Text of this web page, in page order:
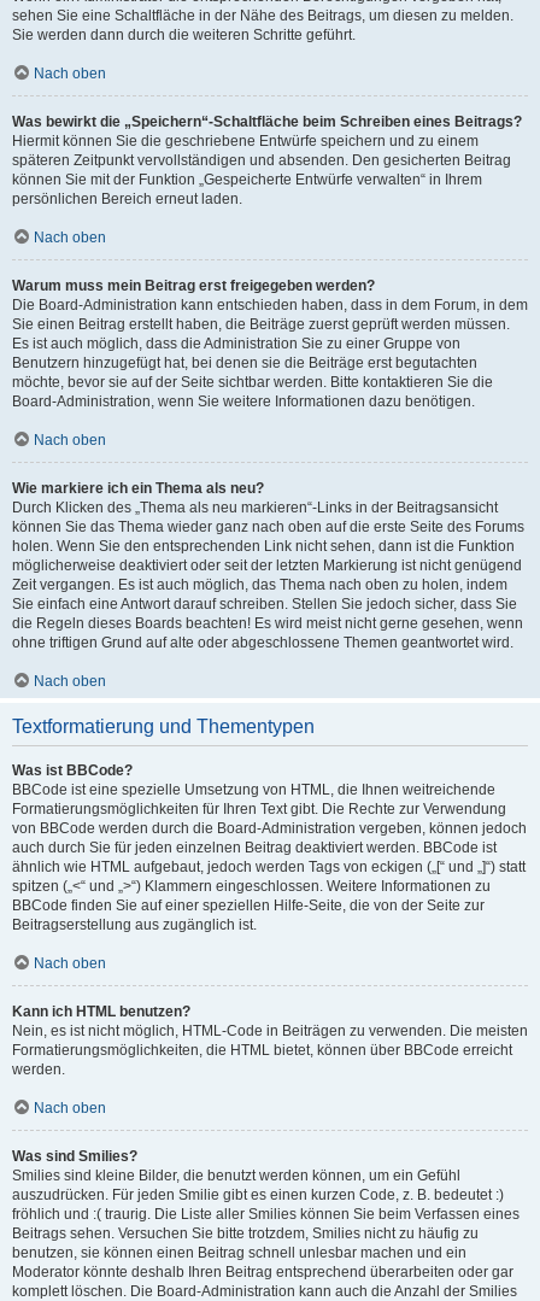
sehen Sie eine Schaltfläche in der Nähe des Beitrags, um diesen zu melden.
Sie werden dann durch die weiteren Schritte geführt.
Nach oben
Was bewirkt die „Speichern“-Schaltfläche beim Schreiben eines Beitrags?
Hiermit können Sie die geschriebene Entwürfe speichern und zu einem
späteren Zeitpunkt vervollständigen und absenden. Den gesicherten Beitrag
können Sie mit der Funktion „Gespeicherte Entwürfe verwalten“ in Ihrem
persönlichen Bereich erneut laden.
Nach oben
Warum muss mein Beitrag erst freigegeben werden?
Die Board-Administration kann entschieden haben, dass in dem Forum, in dem
Sie einen Beitrag erstellt haben, die Beiträge zuerst geprüft werden müssen.
Es ist auch möglich, dass die Administration Sie zu einer Gruppe von
Benutzern hinzugefügt hat, bei denen sie die Beiträge erst begutachten
möchte, bevor sie auf der Seite sichtbar werden. Bitte kontaktieren Sie die
Board-Administration, wenn Sie weitere Informationen dazu benötigen.
Nach oben
Wie markiere ich ein Thema als neu?
Durch Klicken des „Thema als neu markieren“-Links in der Beitragsansicht
können Sie das Thema wieder ganz nach oben auf die erste Seite des Forums
holen. Wenn Sie den entsprechenden Link nicht sehen, dann ist die Funktion
möglicherweise deaktiviert oder seit der letzten Markierung ist nicht genügend
Zeit vergangen. Es ist auch möglich, das Thema nach oben zu holen, indem
Sie einfach eine Antwort darauf schreiben. Stellen Sie jedoch sicher, dass Sie
die Regeln dieses Boards beachten! Es wird meist nicht gerne gesehen, wenn
ohne triftigen Grund auf alte oder abgeschlossene Themen geantwortet wird.
Nach oben
Textformatierung und Thementypen
Was ist BBCode?
BBCode ist eine spezielle Umsetzung von HTML, die Ihnen weitreichende
Formatierungsmöglichkeiten für Ihren Text gibt. Die Rechte zur Verwendung
von BBCode werden durch die Board-Administration vergeben, können jedoch
auch durch Sie für jeden einzelnen Beitrag deaktiviert werden. BBCode ist
ähnlich wie HTML aufgebaut, jedoch werden Tags von eckigen („[“ und „]“) statt
spitzen („<“ und „>“) Klammern eingeschlossen. Weitere Informationen zu
BBCode finden Sie auf einer speziellen Hilfe-Seite, die von der Seite zur
Beitragserstellung aus zugänglich ist.
Nach oben
Kann ich HTML benutzen?
Nein, es ist nicht möglich, HTML-Code in Beiträgen zu verwenden. Die meisten
Formatierungsmöglichkeiten, die HTML bietet, können über BBCode erreicht
werden.
Nach oben
Was sind Smilies?
Smilies sind kleine Bilder, die benutzt werden können, um ein Gefühl
auszudrücken. Für jeden Smilie gibt es einen kurzen Code, z. B. bedeutet :)
fröhlich und :( traurig. Die Liste aller Smilies können Sie beim Verfassen eines
Beitrags sehen. Versuchen Sie bitte trotzdem, Smilies nicht zu häufig zu
benutzen, sie können einen Beitrag schnell unlesbar machen und ein
Moderator könnte deshalb Ihren Beitrag entsprechend überarbeiten oder gar
komplett löschen. Die Board-Administration kann auch die Anzahl der Smilies